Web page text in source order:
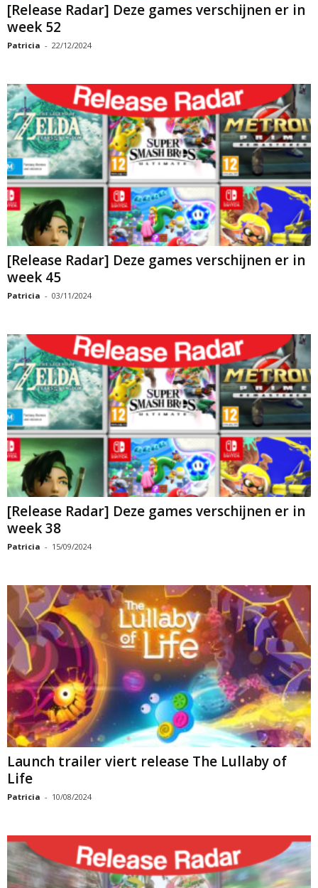
[Release Radar] Deze games verschijnen er in
week 52
Patricia - 22/12/2024
[Release Radar] Deze games verschijnen er in
week 45
Patricia - 03/11/2024
[Release Radar] Deze games verschijnen er in
week 38
Patricia - 15/09/2024
Launch trailer viert release The Lullaby of
Life
Patricia - 10/08/2024